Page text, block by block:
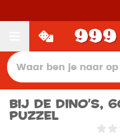
Bij de Dino's,
Puzzel